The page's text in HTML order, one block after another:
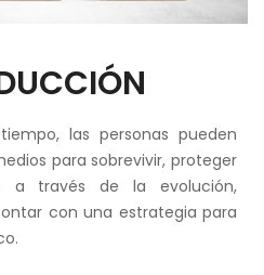
las personas pueden
para sobrevivir, proteger
a través de la evolución,
con una estrategia para